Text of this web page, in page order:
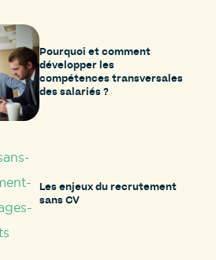
Pourquoi et comment
développer les
compétences transversales
des salariés ?
Les enjeux du recrutement
sans CV